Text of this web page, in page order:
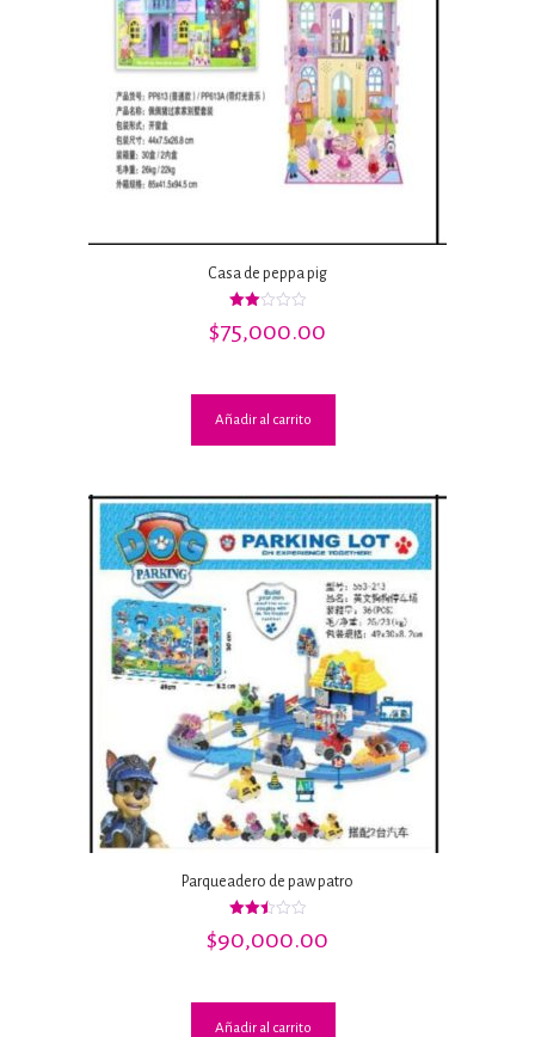
Casa de peppa pig
con
$75,000.00
Añadir al carrito
Parqueadero de paw patro
con
$90,000.00
Añadir al carrito